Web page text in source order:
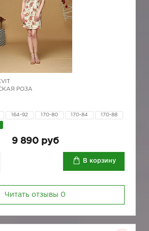
РОЗА
164-92 170-80 170-84 170-88
9 890 руб
В корзину
Читать отзывы 0